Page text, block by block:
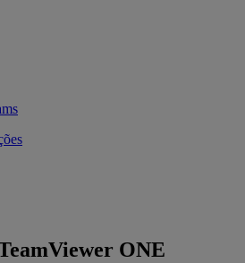
ONE